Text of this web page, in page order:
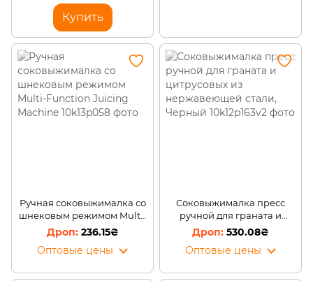
Купить
Ручная соковыжималка со
шнековым режимом Multi-
Function Juicing Machine
236.15₴
Оптовые цены
Соковыжималка пресс
ручной для граната и
цитрусовых из
нержавеющей стали,
Черный
530.08₴
Оптовые цены